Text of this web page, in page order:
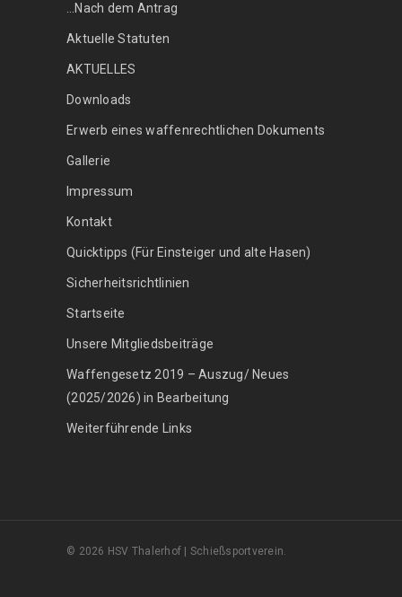
…Nach dem Antrag
Aktuelle Statuten
AKTUELLES
Downloads
Erwerb eines waffenrechtlichen Dokuments
Gallerie
Impressum
Kontakt
Quicktipps (Für Einsteiger und alte Hasen)
Sicherheitsrichtlinien
Startseite
Unsere Mitgliedsbeiträge
Waffengesetz 2019 – Auszug/ Neues
(2025/2026) in Bearbeitung
Weiterführende Links
© 2026 HSV Thalerhof | Schießsportverein.